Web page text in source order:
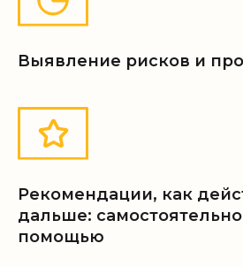
Выявление рисков и
Рекомендации, как
дальше:
помощью
04
Получаете экспертное
дальнейших шагов
Встреча 20−30 минут
со специалистом